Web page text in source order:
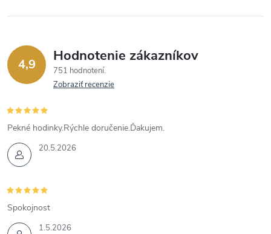
4,9 Hodnotenie zákazníkov
751 hodnotení
Zobraziť recenzie
20.5.2026
Pekné hodinky.Rýchle doručenie.Ďakujem.
1.5.2026
Spokojnost